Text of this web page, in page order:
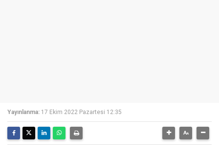
Yayınlanma: 17 Ekim 2022 Pazartesi 12:35